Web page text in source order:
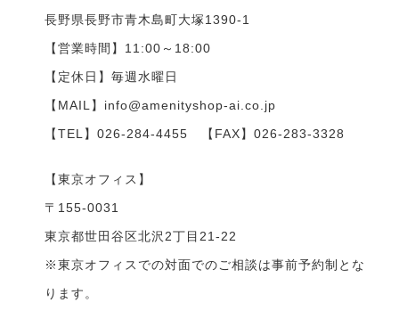
長野県長野市青木島町大塚1390-1
【営業時間】11:00～18:00
【定休日】毎週水曜日
【MAIL】info@amenityshop-ai.co.jp
【TEL】 026-284-4455 【FAX】026-283-3328
【東京オフィス】
〒155-0031
東京都世田谷区北沢2丁目21-22
※東京オフィスでの対面でのご相談は事前予約制とな
ります。